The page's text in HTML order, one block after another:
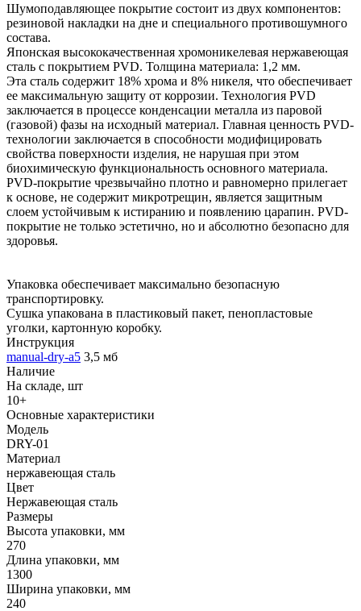
Шумоподавляющее покрытие состоит из двух компонентов:
резиновой накладки на дне и специального противошумного
состава.
Японская высококачественная хромоникелевая нержавеющая
сталь с покрытием PVD. Толщина материала: 1,2 мм.
Эта сталь содержит 18% хрома и 8% никеля, что обеспечивает
ее максимальную защиту от коррозии. Технология PVD
заключается в процессе конденсации металла из паровой
(газовой) фазы на исходный материал. Главная ценность PVD-
технологии заключается в способности модифицировать
свойства поверхности изделия, не нарушая при этом
биохимическую функциональность основного материала.
PVD-покрытие чрезвычайно плотно и равномерно прилегает
к основе, не содержит микротрещин, является защитным
слоем устойчивым к истиранию и появлению царапин. PVD-
покрытие не только эстетично, но и абсолютно безопасно для
здоровья.
Упаковка обеспечивает максимально безопасную
транспортировку.
Сушка упакована в пластиковый пакет, пенопластовые
уголки, картонную коробку.
Инструкция
manual-dry-a5 3,5 мб
Наличие
На складе, шт
10+
Основные характеристики
Модель
DRY-01
Материал
нержавеющая сталь
Цвет
Нержавеющая сталь
Размеры
Высота упаковки, мм
270
Длина упаковки, мм
1300
Ширина упаковки, мм
240